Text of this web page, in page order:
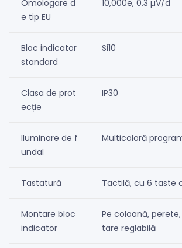
Omologare d
e tip EU
10,000e, 0.3 µV/d
Bloc indicator
standard
Si10
Clasa de prot
ecție
IP30
Iluminare de f
undal
Multicoloră
Tastatură Tactilă, cu 6 taste
Montare bloc
indicator
Pe coloană,
tare reglabilă